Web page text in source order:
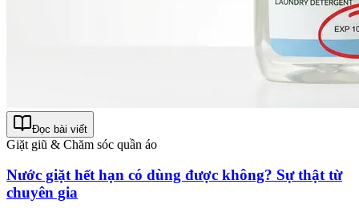
Đọc bài viết
Giặt giũ & Chăm sóc quần áo
Nước giặt hết hạn có dùng được không? Sự thật từ
chuyên gia